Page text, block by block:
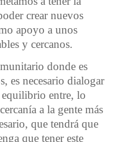
crear nuevos
apoyo a unos
y cercanos.
donde es
es necesario dialogar
entre, lo
a la gente más
que tendrá que
que tener este